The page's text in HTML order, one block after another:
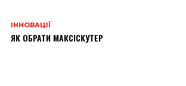
ІННОВАЦІЇ
ЯК ОБРАТИ МАКСІСКУТЕР